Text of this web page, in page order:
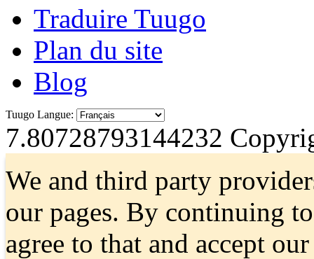
Traduire Tuugo
Plan du site
Blog
Tuugo Langue:
7.80728793144232
We and third party
our pages. By continuing
agree to that and accept